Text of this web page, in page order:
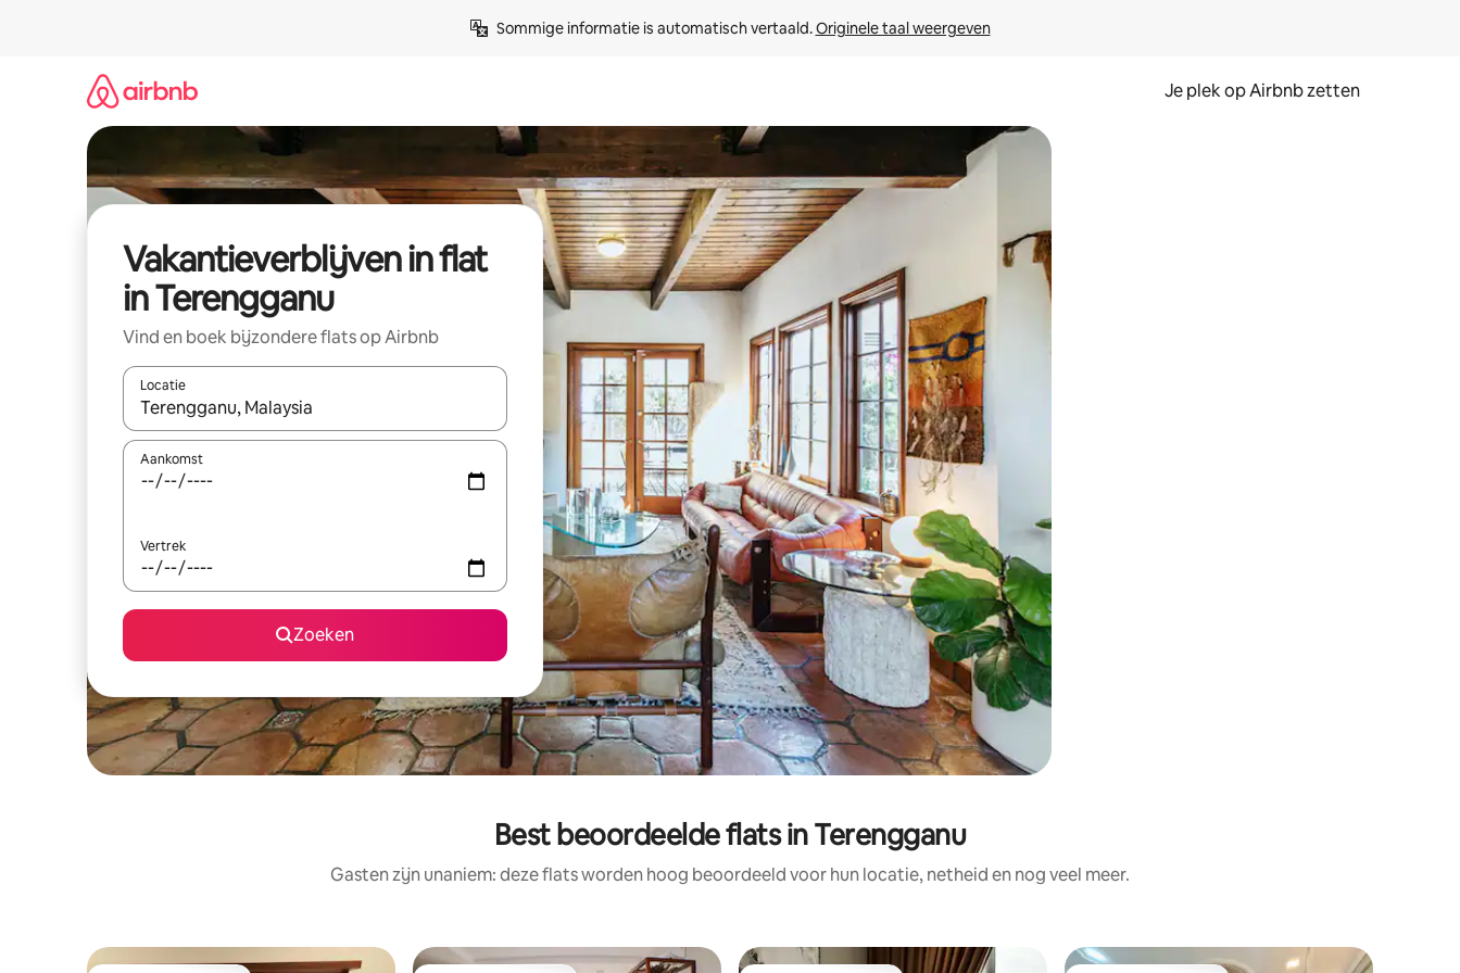
Sommige informatie is automatisch vertaald. Originele taal weergeven
Je plek op Airbnb zetten
Vakantieverblijven in flat
in Terengganu
Vind en boek bijzondere flats op Airbnb
Locatie
Wanneer er resultaten beschikbaar zijn, maak je een keuze met je de pijltjestoetsen omhoog en omlaag, óf door te tikken of swipen.
Aankomst
Vertrek
Zoeken
Best beoordeelde flats in Terengganu
Gasten zijn unaniem: deze flats worden hoog beoordeeld voor hun locatie, netheid en nog veel meer.